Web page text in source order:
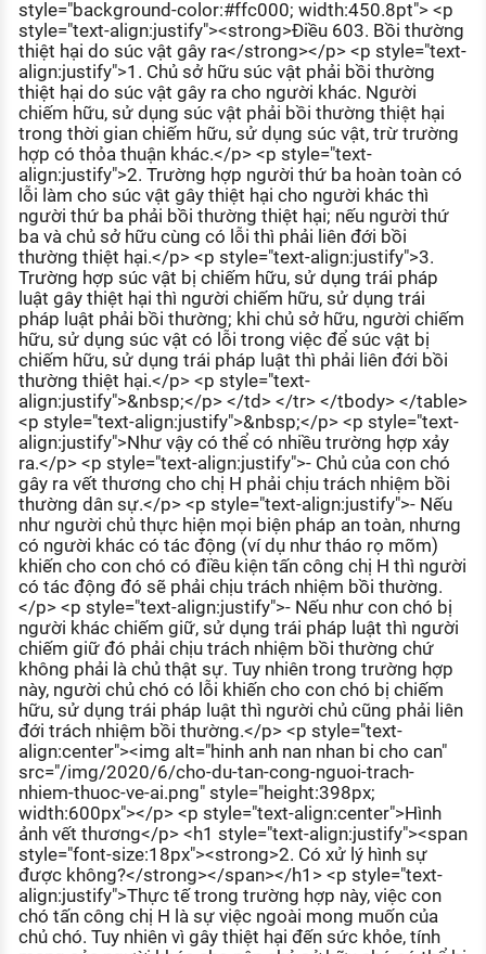
style="background-color:#ffc000; width:450.8pt"> <p
style="text-align:justify"><strong>Điều 603. Bồi thường
thiệt hại do súc vật gây ra</strong></p> <p style="text-
align:justify">1. Chủ sở hữu súc vật phải bồi thường
thiệt hại do súc vật gây ra cho người khác. Người
chiếm hữu, sử dụng súc vật phải bồi thường thiệt hại
trong thời gian chiếm hữu, sử dụng súc vật, trừ trường
hợp có thỏa thuận khác.</p> <p style="text-
align:justify">2. Trường hợp người thứ ba hoàn toàn có
lỗi làm cho súc vật gây thiệt hại cho người khác thì
người thứ ba phải bồi thường thiệt hại; nếu người thứ
ba và chủ sở hữu cùng có lỗi thì phải liên đới bồi
thường thiệt hại.</p> <p style="text-align:justify">3.
Trường hợp súc vật bị chiếm hữu, sử dụng trái pháp
luật gây thiệt hại thì người chiếm hữu, sử dụng trái
pháp luật phải bồi thường; khi chủ sở hữu, người chiếm
hữu, sử dụng súc vật có lỗi trong việc để súc vật bị
chiếm hữu, sử dụng trái pháp luật thì phải liên đới bồi
thường thiệt hại.</p> <p style="text-
align:justify">&nbsp;</p> </td> </tr> </tbody> </table>
<p style="text-align:justify">&nbsp;</p> <p style="text-
align:justify">Như vậy có thể có nhiều trường hợp xảy
ra.</p> <p style="text-align:justify">- Chủ của con chó
gây ra vết thương cho chị H phải chịu trách nhiệm bồi
thường dân sự.</p> <p style="text-align:justify">- Nếu
như người chủ thực hiện mọi biện pháp an toàn, nhưng
có người khác có tác động (ví dụ như tháo rọ mõm)
khiến cho con chó có điều kiện tấn công chị H thì người
có tác động đó sẽ phải chịu trách nhiệm bồi thường.
</p> <p style="text-align:justify">- Nếu như con chó bị
người khác chiếm giữ, sử dụng trái pháp luật thì người
chiếm giữ đó phải chịu trách nhiệm bồi thường chứ
không phải là chủ thật sự. Tuy nhiên trong trường hợp
này, người chủ chó có lỗi khiến cho con chó bị chiếm
hữu, sử dụng trái pháp luật thì người chủ cũng phải liên
đới trách nhiệm bồi thường.</p> <p style="text-
align:center"><img alt="hinh anh nan nhan bi cho can"
src="/img/2020/6/cho-du-tan-cong-nguoi-trach-
nhiem-thuoc-ve-ai.png" style="height:398px;
width:600px"></p> <p style="text-align:center">Hình
ảnh vết thương</p> <h1 style="text-align:justify"><span
style="font-size:18px"><strong>2. Có xử lý hình sự
được không?</strong></span></h1> <p style="text-
align:justify">Thực tế trong trường hợp này, việc con
chó tấn công chị H là sự việc ngoài mong muốn của
chủ chó. Tuy nhiên vì gây thiệt hại đến sức khỏe, tính